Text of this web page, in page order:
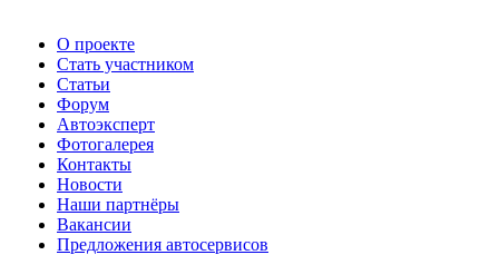
О проекте
Стать участником
Статьи
Форум
Автоэксперт
Фотогалерея
Контакты
Новости
Наши партнёры
Вакансии
Предложения автосервисов